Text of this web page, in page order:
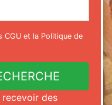
CGU et la Politique de
des